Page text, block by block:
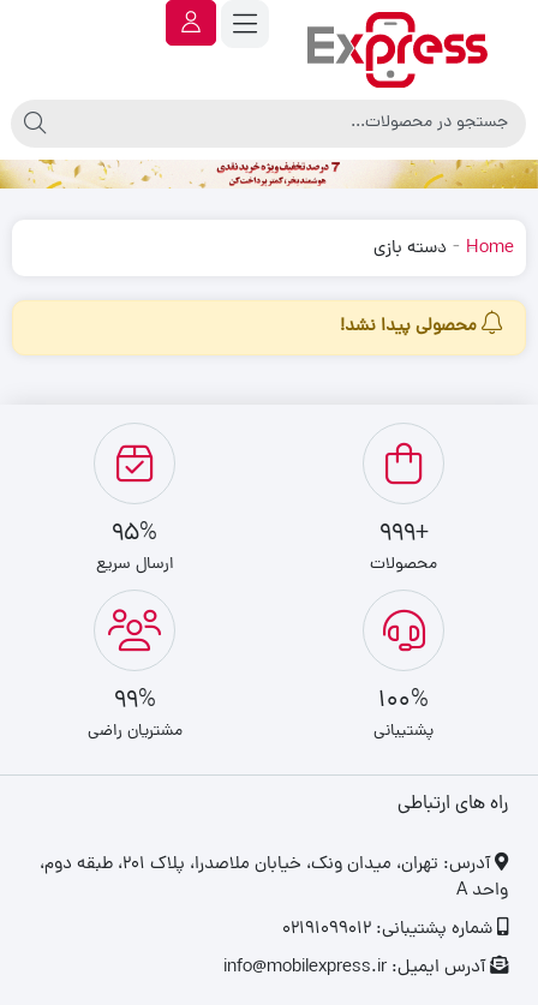
Home
- دسته بازی
محصولی پیدا نشد!
+999
محصولات
95%
ارسال سریع
100%
پشتیبانی
99%
مشتریان راضی
راه های ارتباطی
‎آدرس: تهران، میدان ونک، خیابان ملاصدرا، پلاک ۲۰۱، طبقه دوم،
واحد A
شماره پشتیبانی: 02191099012
آدرس ایمیل: info@mobilexpress.ir